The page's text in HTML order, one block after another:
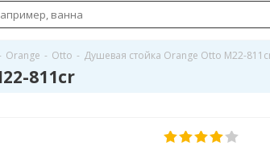
Orange - Otto - Душевая стойка Orange Otto M22-
811cr